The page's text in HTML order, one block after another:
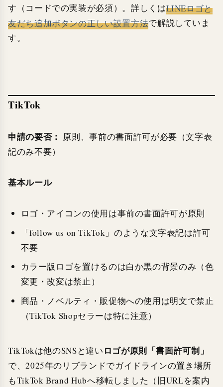
す（コードでの実装が必須）。詳しくはLINEロゴと
友だち追加ボタンの正しい設置方法で解説していま
す。
TikTok
申請の要否： 原則、事前の書面許可が必要（文字表
記のみ不要）
基本ルール
ロゴ・アイコンの使用は事前の書面許可が原則
「follow us on TikTok」のような文字表記は許可
不要
カラー版ロゴを置けるのは白か黒の背景のみ（色
変更・改変は禁止）
商品・ノベルティ・販促物への使用は明文で禁止
（TikTok Shopセラーは特に注意）
TikTokは他のSNSと違い ロゴが原則「書面許可制」
で、2025年のリブランドでガイドラインの置き場所
もTikTok Brand Hubへ移転しました（旧URLを案内